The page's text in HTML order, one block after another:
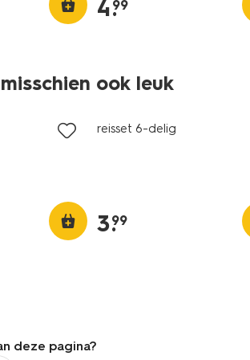
4.
99
ook leuk
reisset 6-delig
3.
99
deze pagina?